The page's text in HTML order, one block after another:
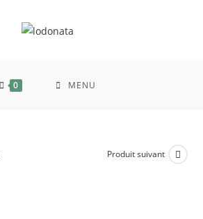
0 MENU
Produit suivant